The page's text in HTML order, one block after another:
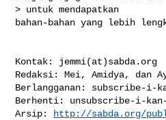
> untuk mendapatkan
bahan-bahan yang lebih
Kontak: jemmi(at)sabda.org
Redaksi: Mei, Amidya, dan
Berlangganan: subscribe-i-
Berhenti: unsubscribe-i-
Arsip:
http://sabda.org/